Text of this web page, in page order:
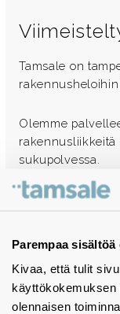
Parempaa sisältöä
Kivaa, että tulit
käyttökokemuksen
olennaisen
Tamsale on
Olemme
rakennusliikkeitä
sukupolvessa.
Ota yhteyttä -
Tuotekuvastot
Instagram
BIM-objektit